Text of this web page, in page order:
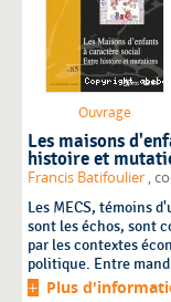
Ouvrage
Les maisons
histoire et
Francis Batifoulier ,
Les MECS, témoins
sont les échos, sont
par les contextes
politique. Entre
Plus